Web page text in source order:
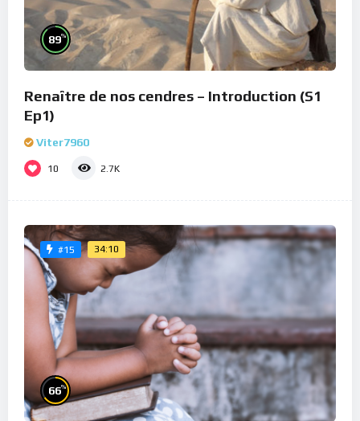
89%
Renaître de nos cendres – Introduction (S1
Ep1)
Viter7960
10 2.7K
#15 34:10
66%